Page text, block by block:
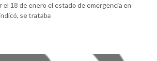
18 de enero el estado de emergencia en
se trataba